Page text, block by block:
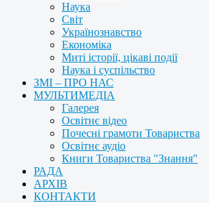
Наука
Світ
Українознавство
Економіка
Миті історії, цікаві події
Наука і суспільство
ЗМІ – ПРО НАС
МУЛЬТИМЕДІА
Галерея
Освітнє відео
Почесні грамоти Товариства
Освітнє аудіо
Книги Товариства "Знання"
РАДА
АРХІВ
КОНТАКТИ